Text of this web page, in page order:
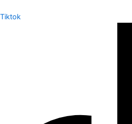
Tiktok